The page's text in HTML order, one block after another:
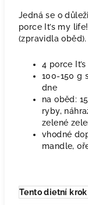
Jedná se o
porce It’s my
(zpravidla oběd).
4 porce
100-150 g
dne
na oběd:
ryby,
zelené
vhodné
mandle,
Tento dietní